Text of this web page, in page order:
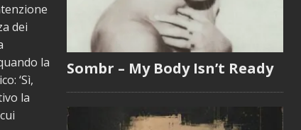
dei
la
‘Sì,
la
Sombr – My Body Isn’t Ready